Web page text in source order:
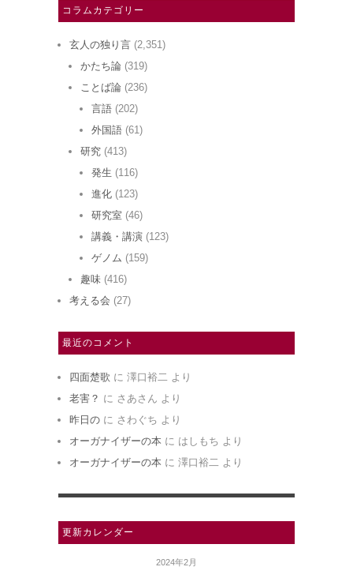
コラムカテゴリー
玄人の独り言 (2,351)
かたち論 (319)
ことば論 (236)
言語 (202)
外国語 (61)
研究 (413)
発生 (116)
進化 (123)
研究室 (46)
講義・講演 (123)
ゲノム (159)
趣味 (416)
考える会 (27)
最近のコメント
四面楚歌 に 澤口裕二 より
老害？ に さあさん より
昨日の に さわぐち より
オーガナイザーの本 に はしもち より
オーガナイザーの本 に 澤口裕二 より
更新カレンダー
2024年2月